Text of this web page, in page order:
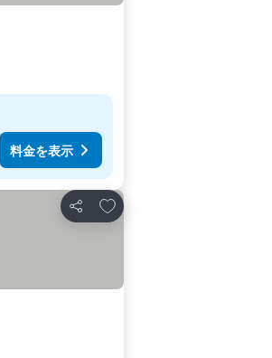
料金を表示
シェア
お気に入りに追加